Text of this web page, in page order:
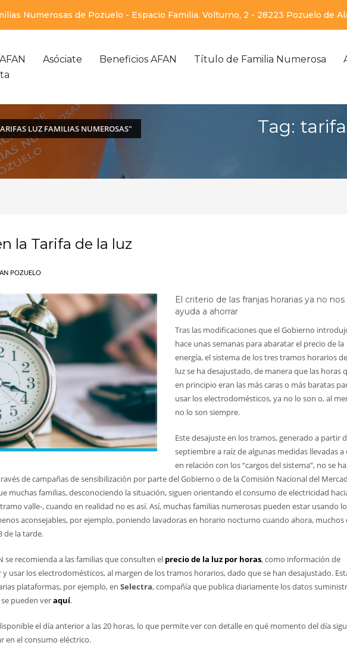
Numerosas de Pozuelo - Espacio Familia. Volturno, 2 - 28223 Pozuelo de
Asóciate Beneficios AFAN Título de Familia Numerosa
LUZ FAMILIAS NUMEROSAS" Tag:
la Tarifa de la luz
POZUELO
El criterio de las franjas horarias ya no nos
ayuda a ahorrar
Tras las modificaciones que el Gobierno
hace unas semanas para abaratar el precio de la
energía, el sistema de los tres tramos horarios
luz se ha desajustado, de manera que las horas
en principio eran las más caras o más baratas
usar los electrodomésticos, ya no lo son o, al
no lo son siempre.
Este desajuste en los tramos, generado a partir
septiembre a raíz de algunas medidas llevadas a
en relación con los “cargos del sistema”, no se ha
de campañas de sensibilización por parte del Gobierno o de la Comisión Nacional del
muchas familias, desconociendo la situación, siguen orientando el consumo de electricidad
valle-, cuando en realidad no es así. Así, muchas familias numerosas pueden estar usando
aconsejables, por ejemplo, poniendo lavadoras en horario nocturno cuando ahora, muchos
de la tarde.
se recomienda a las familias que consulten el precio de la luz por horas, como información de
usar los electrodomésticos, al margen de los tramos horarios, dado que se han desajustado.
plataformas, por ejemplo, en Selectra, compañía que publica diariamente los datos
pueden veraquí.
el día anterior a las 20 horas, lo que permite ver con detalle en qué momento del día
en el consumo eléctrico.